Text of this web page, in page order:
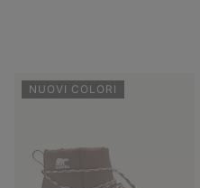
NUOVI COLORI